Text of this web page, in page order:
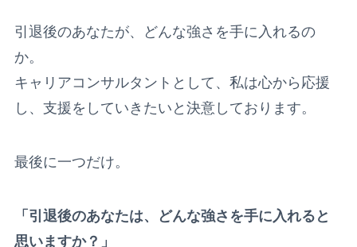
引退後のあなたが、どんな強さを手に入れるの
か。
キャリアコンサルタントとして、私は心から応援
し、支援をしていきたいと決意しております。
最後に一つだけ。
「引退後のあなたは、どんな強さを手に入れると
思いますか？」